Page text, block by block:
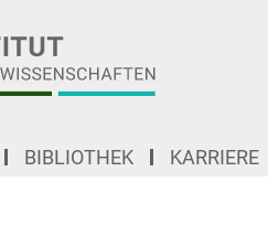
BIBLIOTHEK KARRIERE